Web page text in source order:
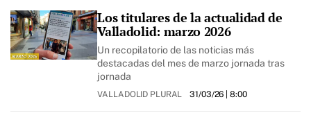
Los titulares de la actualidad de
Valladolid: marzo 2026
Un recopilatorio de las noticias más
destacadas del mes de marzo jornada tras
jornada
VALLADOLID PLURAL 31/03/26 | 8:00